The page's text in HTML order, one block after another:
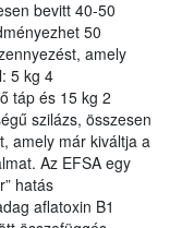
bevitt 40-50
50
amely
5 kg 4
táp és 15 kg 2
szilázs, összesen
amely már kiváltja a
Az EFSA egy
hatás
aflatoxin B1